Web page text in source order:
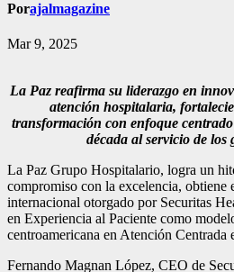
Porajalmagazine
Mar 9, 2025
La Paz reafirma su liderazgo en
atención hospitalaria,
transformación con enfoque
década al servicio de los
La Paz Grupo Hospitalario, logra un
compromiso con la excelencia, obtiene
internacional otorgado por Securitas
en Experiencia al Paciente como
centroamericana en Atención Centrada
Fernando Magnan López, CEO de